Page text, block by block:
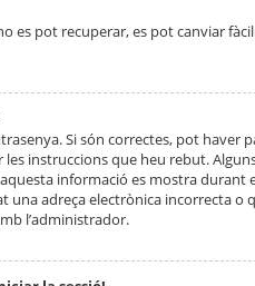
es pot recuperar, es pot canviar
Si són correctes, pot haver
instruccions que heu rebut.
informació es mostra
adreça electrònica incorrecta o
l’administrador.